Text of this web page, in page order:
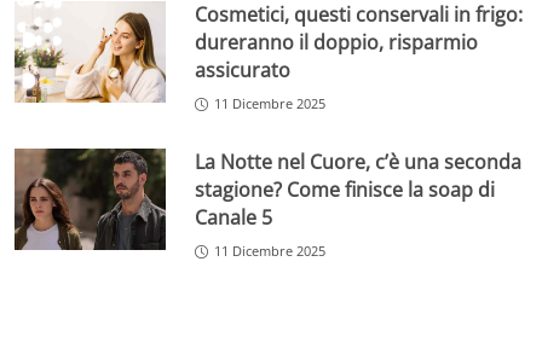
Cosmetici, questi conservali in frigo:
dureranno il doppio, risparmio
assicurato
11 Dicembre 2025
La Notte nel Cuore, c’è una seconda
stagione? Come finisce la soap di
Canale 5
11 Dicembre 2025